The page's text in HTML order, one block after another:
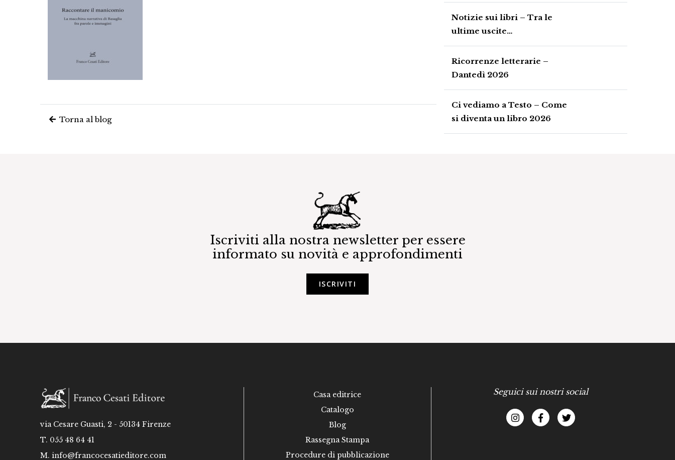
Torna al blog
Notizie sui libri – Tra le
ultime uscite…
Ricorrenze letterarie –
Dantedì 2026
Ci vediamo a Testo – Come
si diventa un libro 2026
Iscriviti alla nostra newsletter per essere
informato su novità e approfondimenti
ISCRIVITI
via Cesare Guasti, 2 - 50134 Firenze
T. 055 48 64 41
M. info@francocesatieditore.com
Casa editrice
Catalogo
Blog
Rassegna Stampa
Procedure di pubblicazione
Seguici sui nostri social